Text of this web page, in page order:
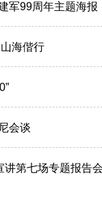
军99周年主题海报
海偕行
会谈
讲第七场专题报告